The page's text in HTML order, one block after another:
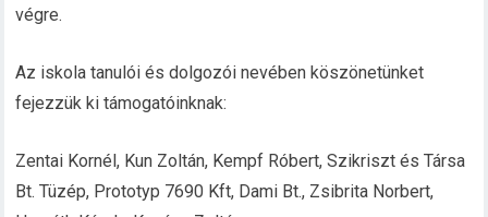
végre.
Az iskola tanulói és dolgozói nevében köszönetünket
fejezzük ki támogatóinknak:
Zentai Kornél, Kun Zoltán, Kempf Róbert, Szikriszt és Társa
Bt. Tüzép, Prototyp 7690 Kft, Dami Bt., Zsibrita Norbert,